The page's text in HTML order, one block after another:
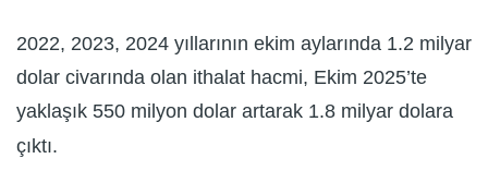
2022, 2023, 2024 yıllarının ekim aylarında 1.2 milyar
dolar civarında olan ithalat hacmi, Ekim 2025’te
yaklaşık 550 milyon dolar artarak 1.8 milyar dolara
çıktı.